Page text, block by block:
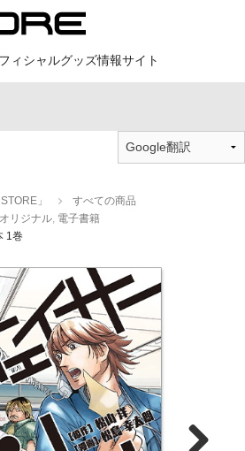
ィシャルグッズ情報サイト
」
すべての商品
リジナル, 電子書籍
1巻